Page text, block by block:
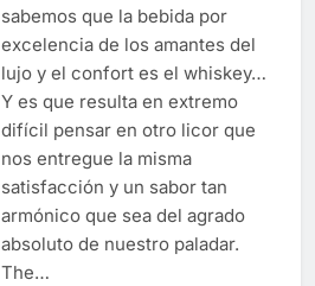
sabemos que la bebida por
excelencia de los amantes del
lujo y el confort es el whiskey…
Y es que resulta en extremo
difícil pensar en otro licor que
nos entregue la misma
satisfacción y un sabor tan
armónico que sea del agrado
absoluto de nuestro paladar.
The…